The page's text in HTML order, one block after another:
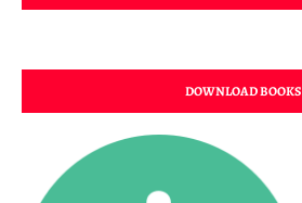
DOWNLOAD BOOKS